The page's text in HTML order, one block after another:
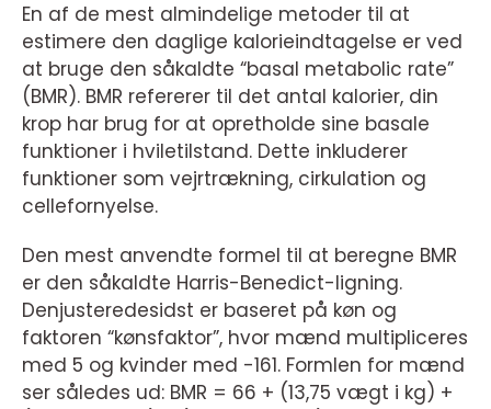
En af de mest almindelige metoder til at
estimere den daglige kalorieindtagelse er ved
at bruge den såkaldte “basal metabolic rate”
(BMR). BMR refererer til det antal kalorier, din
krop har brug for at opretholde sine basale
funktioner i hviletilstand. Dette inkluderer
funktioner som vejrtrækning, cirkulation og
cellefornyelse.
Den mest anvendte formel til at beregne BMR
er den såkaldte Harris-Benedict-ligning.
Denjusteredesidst er baseret på køn og
faktoren “kønsfaktor”, hvor mænd multipliceres
med 5 og kvinder med -161. Formlen for mænd
ser således ud: BMR = 66 + (13,75 vægt i kg) +